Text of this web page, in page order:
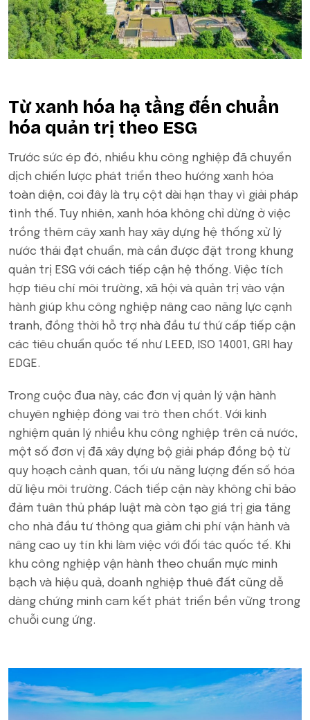
Từ xanh hóa hạ tầng đến chuẩn
hóa quản trị theo ESG
Trước sức ép đó, nhiều khu công nghiệp đã chuyển
dịch chiến lược phát triển theo hướng xanh hóa
toàn diện, coi đây là trụ cột dài hạn thay vì giải pháp
tình thế. Tuy nhiên, xanh hóa không chỉ dừng ở việc
trồng thêm cây xanh hay xây dựng hệ thống xử lý
nước thải đạt chuẩn, mà cần được đặt trong khung
quản trị ESG với cách tiếp cận hệ thống. Việc tích
hợp tiêu chí môi trường, xã hội và quản trị vào vận
hành giúp khu công nghiệp nâng cao năng lực cạnh
tranh, đồng thời hỗ trợ nhà đầu tư thứ cấp tiếp cận
các tiêu chuẩn quốc tế như LEED, ISO 14001, GRI hay
EDGE.
Trong cuộc đua này, các đơn vị quản lý vận hành
chuyên nghiệp đóng vai trò then chốt. Với kinh
nghiệm quản lý nhiều khu công nghiệp trên cả nước,
một số đơn vị đã xây dựng bộ giải pháp đồng bộ từ
quy hoạch cảnh quan, tối ưu năng lượng đến số hóa
dữ liệu môi trường. Cách tiếp cận này không chỉ bảo
đảm tuân thủ pháp luật mà còn tạo giá trị gia tăng
cho nhà đầu tư thông qua giảm chi phí vận hành và
nâng cao uy tín khi làm việc với đối tác quốc tế. Khi
khu công nghiệp vận hành theo chuẩn mực minh
bạch và hiệu quả, doanh nghiệp thuê đất cũng dễ
dàng chứng minh cam kết phát triển bền vững trong
chuỗi cung ứng.